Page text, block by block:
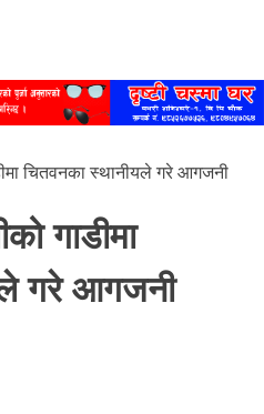
चितवनका स्‍थानीयले गरे आगजनी
गाडीमा
गरे आगजनी